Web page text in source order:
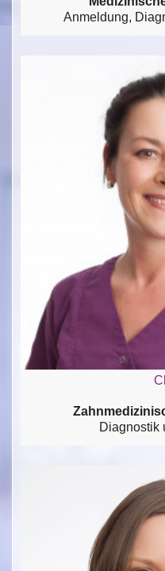
Anmeldung,
Diagnostik